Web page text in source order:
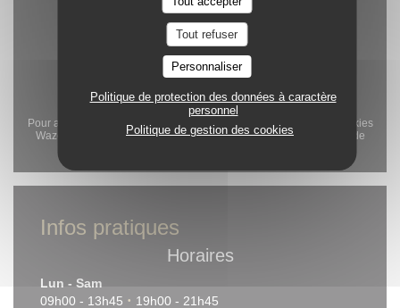
Tout refuser
Personnaliser
Politique de protection des données à caractère
personnel
Politique de gestion des cookies
Pour afficher la carte interactive Waze, vous devez accepter les cookies
Waze Map (Google). Ces cookies peuvent collecter des données de
Infos pratiques
Horaires
Lun - Sam
09h00 - 13h45 •
19h00 - 21h45